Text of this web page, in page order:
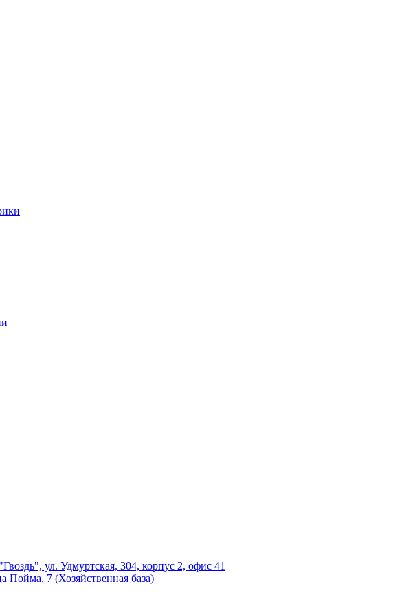
ул. Удмуртская, 304, корпус 2, офис 41
Пойма, 7 (Хозяйственная база)